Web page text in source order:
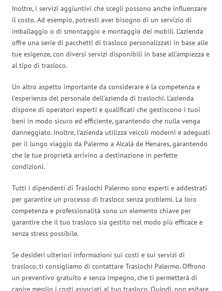
Inoltre, i servizi aggiuntivi che scegli possono anche influenzare
il costo. Ad esempio, potresti aver bisogno di un servizio di
imballaggio o di smontaggio e montaggio dei mobili. L’azienda
offre una serie di pacchetti di trasloco personalizzati in base alle
tue esigenze, con diversi servizi disponibili in base all’ampiezza e
al tipo di trasloco.
Un altro aspetto importante da considerare è la competenza e
l’esperienza del personale dell’azienda di traslochi. L’azienda
dispone di operatori esperti e qualificati che gestiscono i tuoi
beni in modo sicuro ed efficiente, garantendo che nulla venga
danneggiato. Inoltre, l’azienda utilizza veicoli moderni e adeguati
per il lungo viaggio da Palermo a Alcalá de Henares, garantendo
che le tue proprietà arrivino a destinazione in perfette
condizioni.
Tutti i dipendenti di Traslochi Palermo sono esperti e addestrati
per garantire un processo di trasloco senza problemi. La loro
competenza e professionalità sono un elemento chiave per
garantire che il tuo trasloco sia gestito nel modo più efficace e
senza stress possibile.
Se desideri ulteriori informazioni sui costi e sui servizi di
trasloco, ti consigliamo di contattare Traslochi Palermo. Offrono
un preventivo gratuito e senza impegno, che ti permetterà di
capire meglio i costi associati al tuo trasloco. Quindi, non esitare